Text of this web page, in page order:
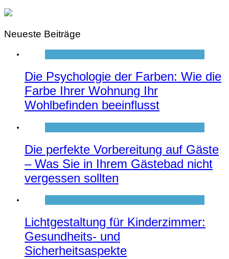
Neueste Beiträge
Die Psychologie der Farben: Wie die
Farbe Ihrer Wohnung Ihr
Wohlbefinden beeinflusst
Die perfekte Vorbereitung auf Gäste
– Was Sie in Ihrem Gästebad nicht
vergessen sollten
Lichtgestaltung für Kinderzimmer:
Gesundheits- und
Sicherheitsaspekte